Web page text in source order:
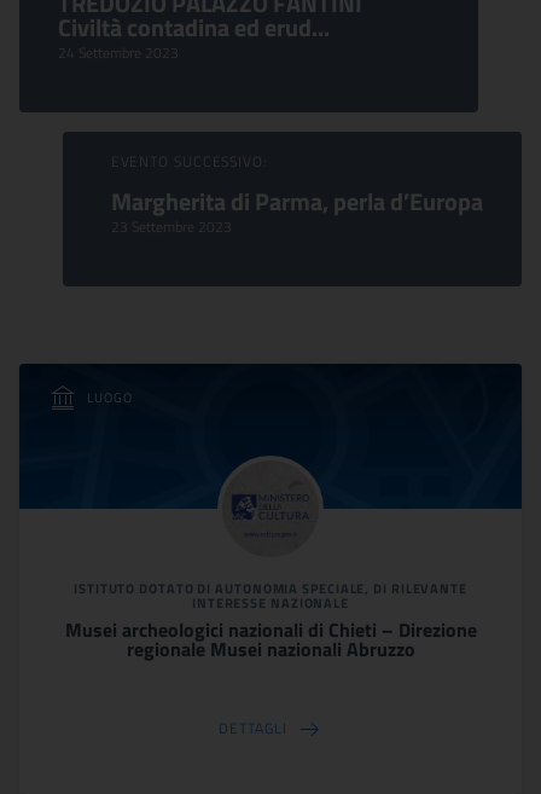
Civiltà contadina ed erud...
24 Settembre 2023
EVENTO SUCCESSIVO:
Margherita di Parma, perla d’Europa
23 Settembre 2023
LUOGO
ISTITUTO DOTATO DI AUTONOMIA SPECIALE, DI RILEVANTE
INTERESSE NAZIONALE
Musei archeologici nazionali di Chieti – Direzione
regionale Musei nazionali Abruzzo
DETTAGLI